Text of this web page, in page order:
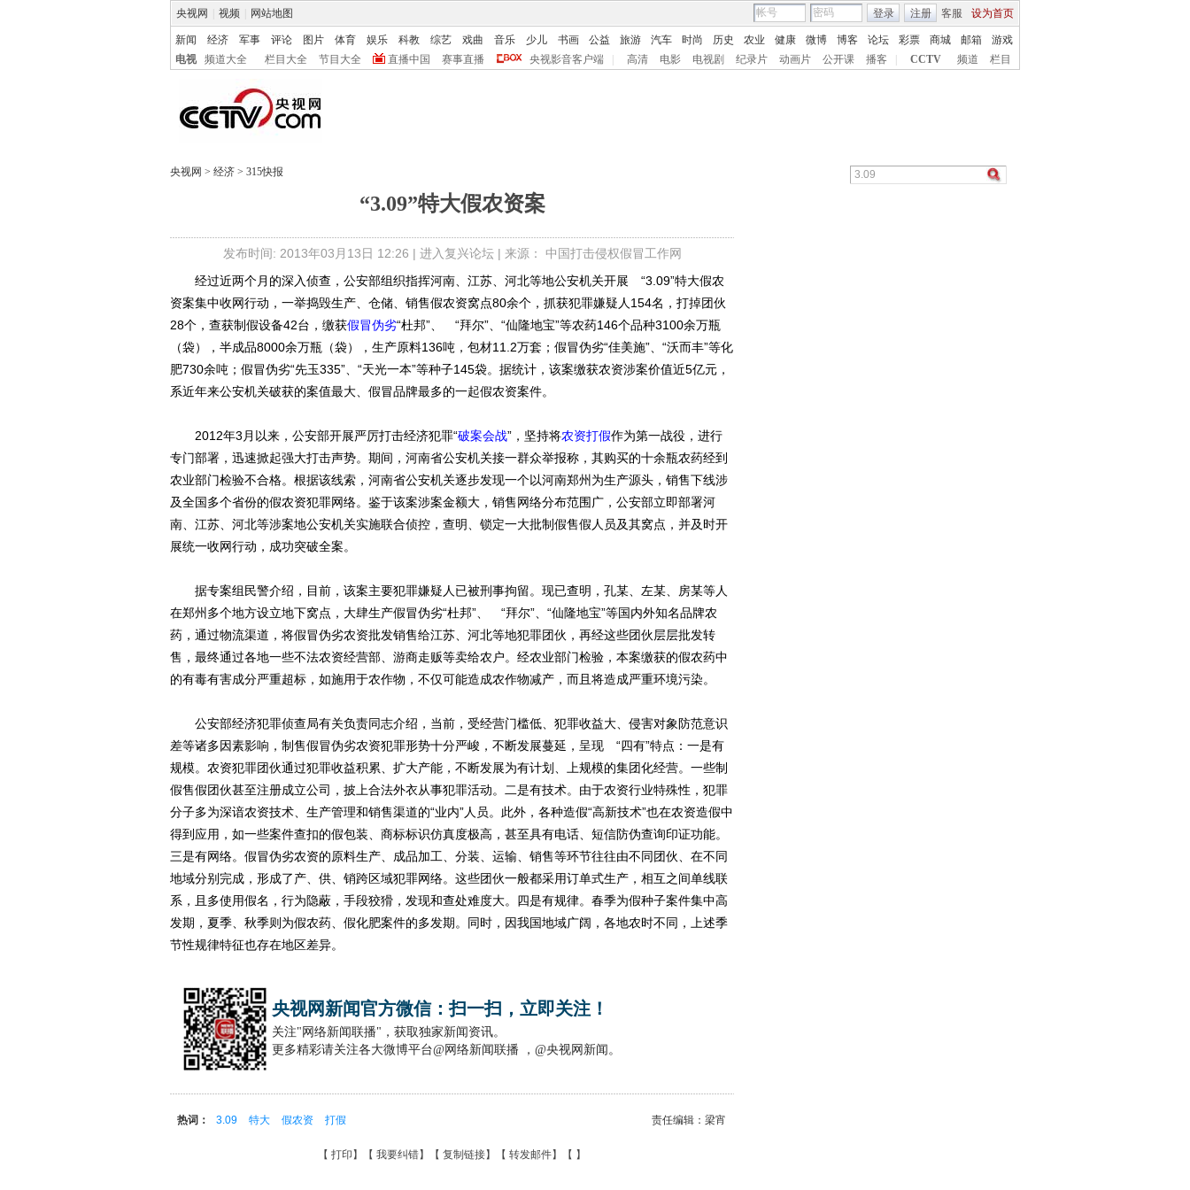
央视网 视频 网站地图 客服 设为首页
登录 注册
新闻 经济 军事 评论 图片 体育 娱乐 科教 综艺 戏曲 音乐 少儿 书画 公益 旅游 汽车 时尚 历史 农业 健康 微博 博客 论坛 彩票 商城 邮箱
游戏
电视
频道大全 栏目大全 节目大全 直播中国 赛事直播 央视影音客户端 高清 电影 电视剧 纪录片 动画片 公开课 播客 CCTV 频道 栏目
央视网 > 经济 > 315快报
“3.09”特大假农资案
发布时间: 2013年03月13日 12:26 | 进入复兴论坛| 来源： 中国打击侵权假冒工作网
经过近两个月的深入侦查，公安部组织指挥河南、江苏、河北等地公安机关开展 “3.09”特大假农
资案集中收网行动，一举捣毁生产、仓储、销售假农资窝点80余个，抓获犯罪嫌疑人154名，打掉团伙
28个，查获制假设备42台，缴获假冒伪劣“杜邦”、 “拜尔”、“仙隆地宝”等农药146个品种3100余万瓶
（袋），半成品8000余万瓶（袋），生产原料136吨，包材11.2万套；假冒伪劣“佳美施”、“沃而丰”等化
肥730余吨；假冒伪劣“先玉335”、“天光一本”等种子145袋。据统计，该案缴获农资涉案价值近5亿元，
系近年来公安机关破获的案值最大、假冒品牌最多的一起假农资案件。
2012年3月以来，公安部开展严厉打击经济犯罪“破案会战”，坚持将农资打假作为第一战役，进行
专门部署，迅速掀起强大打击声势。期间，河南省公安机关接一群众举报称，其购买的十余瓶农药经到
农业部门检验不合格。根据该线索，河南省公安机关逐步发现一个以河南郑州为生产源头，销售下线涉
及全国多个省份的假农资犯罪网络。鉴于该案涉案金额大，销售网络分布范围广，公安部立即部署河
南、江苏、河北等涉案地公安机关实施联合侦控，查明、锁定一大批制假售假人员及其窝点，并及时开
展统一收网行动，成功突破全案。
据专案组民警介绍，目前，该案主要犯罪嫌疑人已被刑事拘留。现已查明，孔某、左某、房某等人
在郑州多个地方设立地下窝点，大肆生产假冒伪劣“杜邦”、 “拜尔”、“仙隆地宝”等国内外知名品牌农
药，通过物流渠道，将假冒伪劣农资批发销售给江苏、河北等地犯罪团伙，再经这些团伙层层批发转
售，最终通过各地一些不法农资经营部、游商走贩等卖给农户。经农业部门检验，本案缴获的假农药中
的有毒有害成分严重超标，如施用于农作物，不仅可能造成农作物减产，而且将造成严重环境污染。
公安部经济犯罪侦查局有关负责同志介绍，当前，受经营门槛低、犯罪收益大、侵害对象防范意识
差等诸多因素影响，制售假冒伪劣农资犯罪形势十分严峻，不断发展蔓延，呈现 “四有”特点：一是有
规模。农资犯罪团伙通过犯罪收益积累、扩大产能，不断发展为有计划、上规模的集团化经营。一些制
假售假团伙甚至注册成立公司，披上合法外衣从事犯罪活动。二是有技术。由于农资行业特殊性，犯罪
分子多为深谙农资技术、生产管理和销售渠道的“业内”人员。此外，各种造假“高新技术”也在农资造假中
得到应用，如一些案件查扣的假包装、商标标识仿真度极高，甚至具有电话、短信防伪查询印证功能。
三是有网络。假冒伪劣农资的原料生产、成品加工、分装、运输、销售等环节往往由不同团伙、在不同
地域分别完成，形成了产、供、销跨区域犯罪网络。这些团伙一般都采用订单式生产，相互之间单线联
系，且多使用假名，行为隐蔽，手段狡猾，发现和查处难度大。四是有规律。春季为假种子案件集中高
发期，夏季、秋季则为假农药、假化肥案件的多发期。同时，因我国地域广阔，各地农时不同，上述季
节性规律特征也存在地区差异。
央视网新闻官方微信：扫一扫，立即关注！
关注"网络新闻联播"，获取独家新闻资讯。
更多精彩请关注各大微博平台@网络新闻联播 ，@央视网新闻。
责任编辑：梁宵
热词： 3.09 特大 假农资 打假
【 打印 】【 我要纠错】【 复制链接】【 转发邮件】【 】